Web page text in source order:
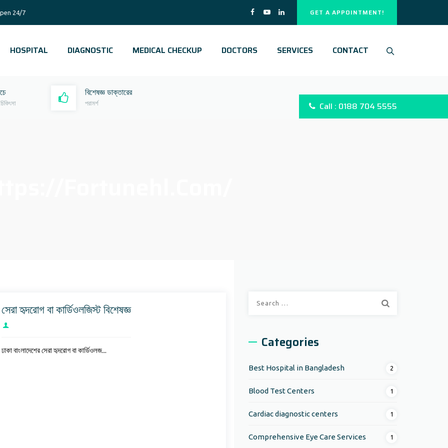
24/7 GET A APPOINTMENT!
HOSPITAL DIAGNOSTIC MEDICAL CHECKUP DOCTORS SERVICES CONTACT
বিশেষজ্ঞ ডাক্তারের
পরামর্শ Call : 0188 704 5555
সেরা হৃদরোগ বা কার্ডিওলজিস্ট বিশেষজ্ঞ
ঢাকা বাংলাদেশের সেরা হৃদরোগ বা কার্ডিওলজ... Categories
Best Hospital in Bangladesh 2
Blood Test Centers 1
Cardiac diagnostic centers 1
Comprehensive Eye Care Services 1